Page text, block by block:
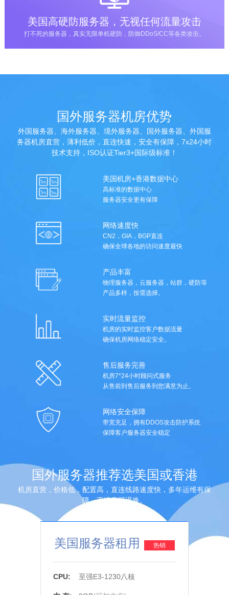
美国高硬防服务器，无视任何流量攻击
打不死的服务器，真实无限单机硬防，防御DDoS/CC等各类攻击。
国外服务器机房优势
外国服务器、海外服务器、境外服务器、国外服务器、外国服
务器机房直营，薄利低价，直连快速，安全有保障，7x24小时
技术支持，ISO认证Tier3+国际级标准！
美国机房+香港数据中心
高标准的数据中心
服务器安全更有保障
网络速度快
CN2，GIA，BGP直连
确保全球各地的访问速度最快
产品丰富
物理服务器，云服务器，站群，硬防等
产品多样，按需选择。
实时流量监控
机房的实时监控客户数据流量
确保机房网络稳定安全。
售后服务完善
机房7*24小时顾问式服务
从售前到售后服务到您满意为止。
网络安全保障
带宽充足，拥有DDOS攻击防护系统
保障客户服务器安全稳定
国外服务器推荐选美国或香港
机房直营，价格低，配置高，直连线路速度快，多年运维有保
障，不满意可退换。
美国服务器租用 热销
CPU: 至强E3-1230八核